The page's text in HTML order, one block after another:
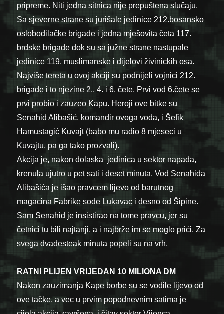
pripreme. Niti jedna sitnica nije prepuštena slučaju.
Sa sjeverne strane su jurišale jedinice 212.bosansko
oslobodilačke brigade i jedna mješovita četa 117.
brdske brigade dok su sa južne strane nastupale
jedinice 119. muslimanske i dijelovi živinickih osa.
Najviše tereta u ovoj akciji su podnijeli vojnici 212.
brigade i to njezine 2., 4. i 6. čete. Prvi vod 6.čete se
prvi probio i zauzeo Kapu. Heroji ove bitke su
Senahid Alibašić, komandir ovoga voda, i Šefik
Hamustagić Kuvajt (babo mu radio 8 mjeseci u
Kuvajtu, pa ga tako prozvali).
Akcija je, nakon dolaska jedinica u sektor napada,
krenula ujutro u pet sati i deset minuta. Vod Senahida
Alibašića je išao pravcem lijevo od barutnog
magacina Fabrike sode Lukavac i desno od Šipine.
Sam Senahid je insistirao na tome pravcu, jer su
četnici tu bili najtanji, a i najbrže im se moglo prići. Za
svega dvadesteak minuta popeli su na vrh.
RATNI PLIJEN VRIJEDAN 10 MILIONA DM
Nakon zauzimanja Kape borbe su se vodile lijevo od
ove tačke, a vec u prvim popodnevnim satima je